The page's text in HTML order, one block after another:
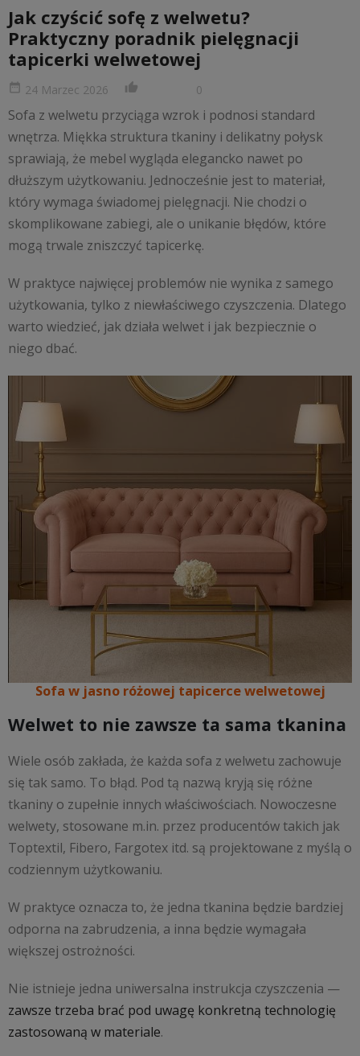
Jak czyścić sofę z welwetu?
Praktyczny poradnik pielęgnacji
tapicerki welwetowej
date_range 24 Marzec 2026 thumb_up_alt 0
Sofa z welwetu przyciąga wzrok i podnosi standard
wnętrza. Miękka struktura tkaniny i delikatny połysk
sprawiają, że mebel wygląda elegancko nawet po
dłuższym użytkowaniu. Jednocześnie jest to materiał,
który wymaga świadomej pielęgnacji. Nie chodzi o
skomplikowane zabiegi, ale o unikanie błędów, które
mogą trwale zniszczyć tapicerkę.
W praktyce najwięcej problemów nie wynika z samego
użytkowania, tylko z niewłaściwego czyszczenia. Dlatego
warto wiedzieć, jak działa welwet i jak bezpiecznie o
niego dbać.
Sofa w jasno różowej tapicerce welwetowej
Welwet to nie zawsze ta sama tkanina
Wiele osób zakłada, że każda sofa z welwetu zachowuje
się tak samo. To błąd. Pod tą nazwą kryją się różne
tkaniny o zupełnie innych właściwościach. Nowoczesne
welwety, stosowane m.in. przez producentów takich jak
Toptextil, Fibero, Fargotex itd. są projektowane z myślą o
codziennym użytkowaniu.
W praktyce oznacza to, że jedna tkanina będzie bardziej
odporna na zabrudzenia, a inna będzie wymagała
większej ostrożności.
Nie istnieje jedna uniwersalna instrukcja czyszczenia —
zawsze trzeba brać pod uwagę konkretną technologię
zastosowaną w materiale.